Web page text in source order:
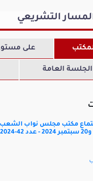
والعمل
منصف
كتلة الأمانة
والعمل
التشريعي
على
العامة
مكتب مجلس نواب الشعب